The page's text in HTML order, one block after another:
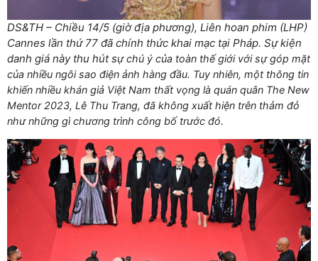
DS&TH – Chiều 14/5 (giờ địa phương), Liên hoan phim (LHP)
Cannes lần thứ 77 đã chính thức khai mạc tại Pháp. Sự kiện
danh giá này thu hút sự chú ý của toàn thế giới với sự góp mặt
của nhiều ngôi sao điện ảnh hàng đầu. Tuy nhiên, một thông tin
khiến nhiều khán giả Việt Nam thất vọng là quán quân The New
Mentor 2023, Lê Thu Trang, đã không xuất hiện trên thảm đỏ
như những gì chương trình công bố trước đó.